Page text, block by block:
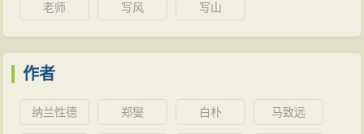
老师 写风 写山
作者
纳兰性德 郑燮 白朴 马致远